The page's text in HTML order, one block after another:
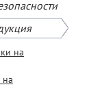
на
на